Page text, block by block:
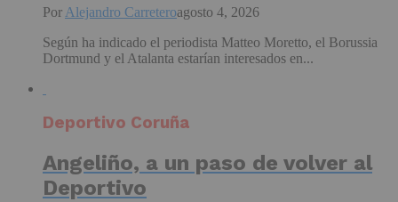
Por Alejandro Carreteroagosto 4, 2026
Según ha indicado el periodista Matteo Moretto, el Borussia
Dortmund y el Atalanta estarían interesados en...
Deportivo Coruña
Angeliño, a un paso de volver al
Deportivo